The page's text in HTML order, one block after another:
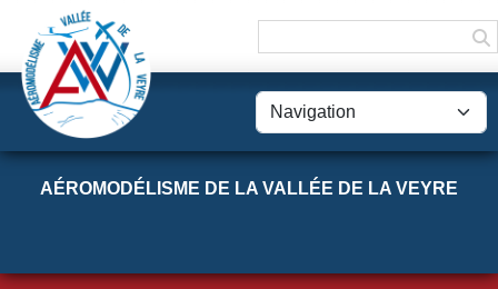
AÉROMODÉLISME DE LA VALLÉE DE LA VEYRE
Panneau de gestion des cookies